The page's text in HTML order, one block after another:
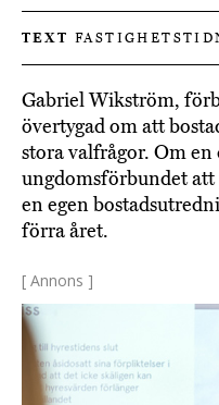
TEXT
Gabriel Wikström,
övertygad om att
stora valfrågor. Om
ungdomsförbundet att
en egen
förra året.
[ Annons ]